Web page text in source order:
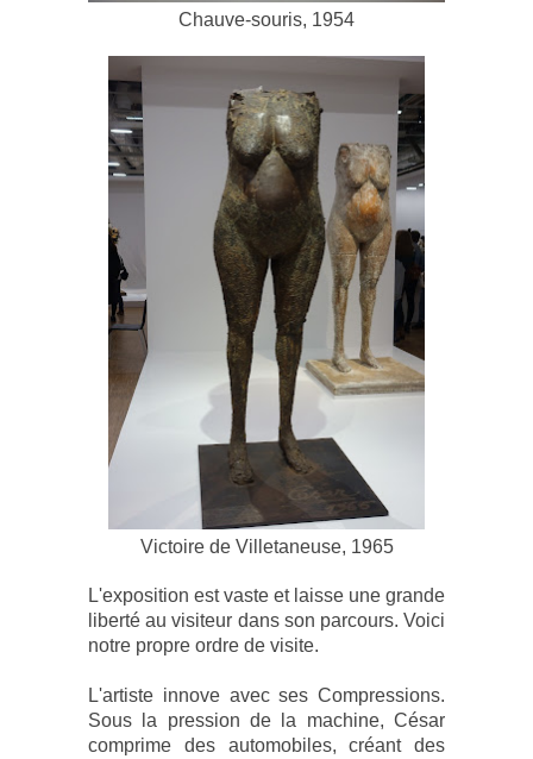
Chauve-souris, 1954
Victoire de Villetaneuse, 1965
L'exposition est vaste et laisse une grande
liberté au visiteur dans son parcours. Voici
notre propre ordre de visite.
L'artiste innove avec ses Compressions.
Sous la pression de la machine, César
comprime des automobiles, créant des